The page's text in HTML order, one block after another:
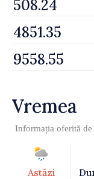
Vremea
Informația oferită de
Astăzi